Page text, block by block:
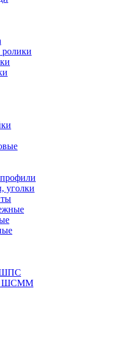
уголки
ШСММ